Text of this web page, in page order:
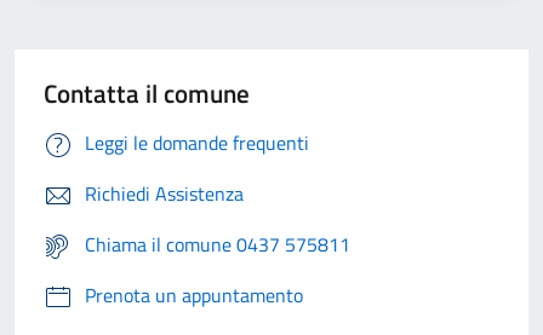
Contatta il comune
Leggi le domande frequenti
Richiedi Assistenza
Chiama il comune 0437 575811
Prenota un appuntamento